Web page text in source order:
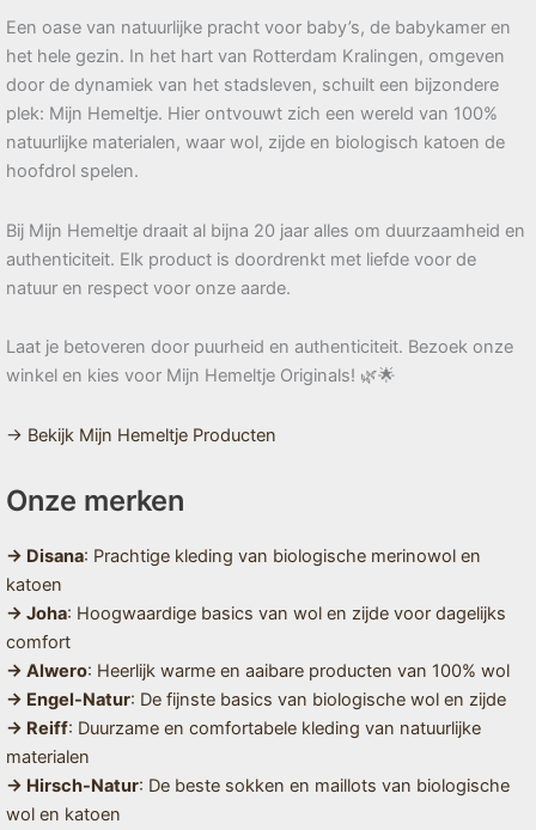
Een oase van natuurlijke pracht voor baby’s, de babykamer en
het hele gezin. In het hart van Rotterdam Kralingen, omgeven
door de dynamiek van het stadsleven, schuilt een bijzondere
plek: Mijn Hemeltje. Hier ontvouwt zich een wereld van 100%
natuurlijke materialen, waar wol, zijde en biologisch katoen de
hoofdrol spelen.
Bij Mijn Hemeltje draait al bijna 20 jaar alles om duurzaamheid en
authenticiteit. Elk product is doordrenkt met liefde voor de
natuur en respect voor onze aarde.
Laat je betoveren door puurheid en authenticiteit. Bezoek onze
winkel en kies voor Mijn Hemeltje Originals! 🌿🌟
→ Bekijk Mijn Hemeltje Producten
Onze merken
→ Disana: Prachtige kleding van biologische merinowol en
katoen
→ Joha: Hoogwaardige basics van wol en zijde voor dagelijks
comfort
→ Alwero: Heerlijk warme en aaibare producten van 100% wol
→ Engel-Natur: De fijnste basics van biologische wol en zijde
→ Reiff: Duurzame en comfortabele kleding van natuurlijke
materialen
→ Hirsch-Natur: De beste sokken en maillots van biologische
wol en katoen